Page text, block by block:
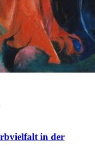
in der